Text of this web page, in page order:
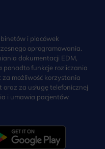
i placówek
oprogramowania.
dokumentacji EDM,
funkcje rozliczania
za możliwość korzystania
za usługę telefonicznej
i umawia pacjentów